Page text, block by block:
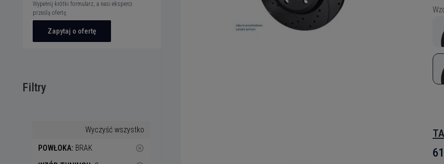
Wypełnij krótki formularz, a nasi eksperci
prześlą ofertę.
Zapytaj o ofertę
Filtry
Wyczyść wszystko
POWŁOKA: BRAK highlight_off